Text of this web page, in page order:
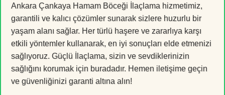
Ankara Çankaya Hamam Böceği İlaçlama hizmetimiz,
garantili ve kalıcı çözümler sunarak sizlere huzurlu bir
yaşam alanı sağlar. Her türlü haşere ve zararlıya karşı
etkili yöntemler kullanarak, en iyi sonuçları elde etmenizi
sağlıyoruz. Güçlü İlaçlama, sizin ve sevdiklerinizin
sağlığını korumak için buradadır. Hemen iletişime geçin
ve güvenliğinizi garanti altına alın!